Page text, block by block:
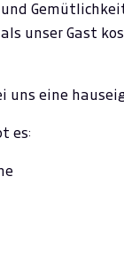
und
als unser Gast
eine
es: